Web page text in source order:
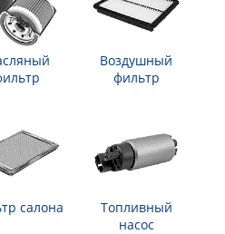
Воздушный
фильтр
салона
Топливный
насос